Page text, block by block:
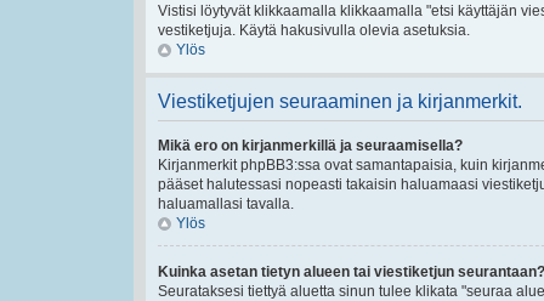
Vistisi löytyvät klikkaamalla klikkaamalla "etsi käyttäjän
vestiketjuja. Käytä hakusivulla olevia asetuksia.
Ylös
Viestiketjujen seuraaminen ja kirjanmerkit.
Mikä ero on kirjanmerkillä ja seuraamisella?
Kirjanmerkit phpBB3:ssa ovat samantapaisia, kuin
pääset halutessasi nopeasti takaisin haluamaasi
haluamallasi tavalla.
Ylös
Kuinka asetan tietyn alueen tai viestiketjun seurantaan?
Seurataksesi tiettyä aluetta sinun tulee klikata "seuraa